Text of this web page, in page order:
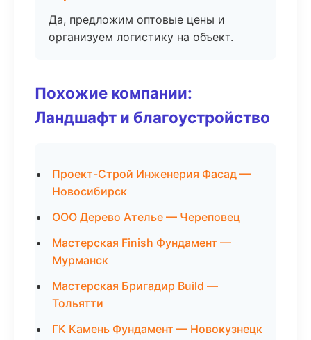
Да, предложим оптовые цены и
организуем логистику на объект.
Похожие компании:
Ландшафт и благоустройство
Проект-Строй Инженерия Фасад —
Новосибирск
ООО Дерево Ателье — Череповец
Мастерская Finish Фундамент —
Мурманск
Мастерская Бригадир Build —
Тольятти
ГК Камень Фундамент — Новокузнецк